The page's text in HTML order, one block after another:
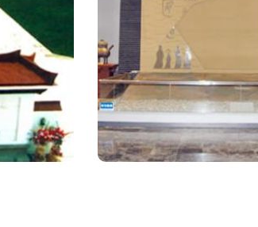
器、兵器、车马器、工具等类别。其中青铜礼器有鼎
兵器有戈、矛、匕首等。